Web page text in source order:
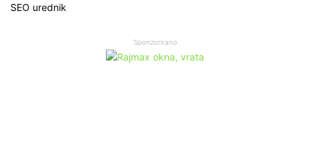
SEO urednik
Sponzorirano